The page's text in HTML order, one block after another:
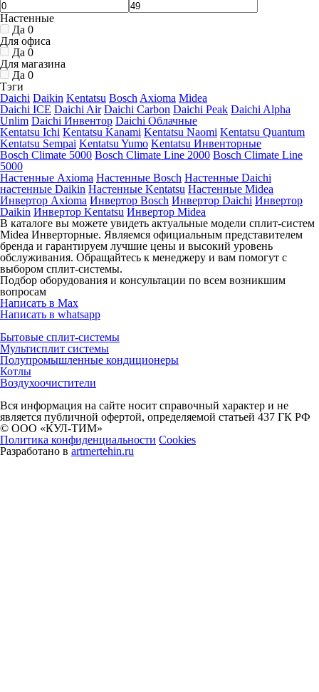
Настенные
Да 0
Для офиса
Да 0
Для магазина
Да 0
Тэги
Daichi Daikin Kentatsu Bosch Axioma Midea
Daichi ICE Daichi Air Daichi Carbon Daichi Peak Daichi Alpha
Unlim Daichi Инвентор Daichi Облачные
Kentatsu Ichi Kentatsu Kanami Kentatsu Naomi Kentatsu Quantum
Kentatsu Sempai Kentatsu Yumo Kentatsu Инвенторные
Bosch Climate 5000 Bosch Climate Line 2000 Bosch Climate Line
5000
Настенные Axioma Настенные Bosch Настенные Daichi
настенные Daikin Настенные Kentatsu Настенные Midea
Инвертор Axioma Инвертор Bosch Инвертор Daichi Инвертор
Daikin Инвертор Kentatsu Инвертор Midea
В каталоге вы можете увидеть актуальные модели сплит-систем
Midea Инверторные. Являемся официальным представителем
бренда и гарантируем лучшие цены и высокий уровень
обслуживания. Обращайтесь к менеджеру и вам помогут с
выбором сплит-системы.
Подбор оборудования и консультации по всем возникшим
вопросам
Написать в Max
Написать в whatsapp
Бытовые сплит-системы
Мультисплит системы
Полупромышленные кондиционеры
Котлы
Воздухоочистители
Вся информация на сайте носит справочный характер и не
является публичной офертой, определяемой статьей 437 ГК РФ
© ООО «КУЛ-ТИМ»
Политика конфиденциальности Cookies
Разработано в artmertehin.ru